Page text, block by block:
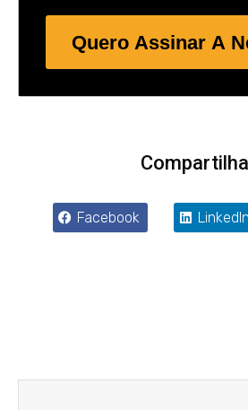
Quero Assinar A
Facebook LinkedIn